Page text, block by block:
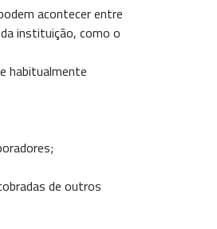
acontecer entre
instituição, como o
habitualmente
de outros